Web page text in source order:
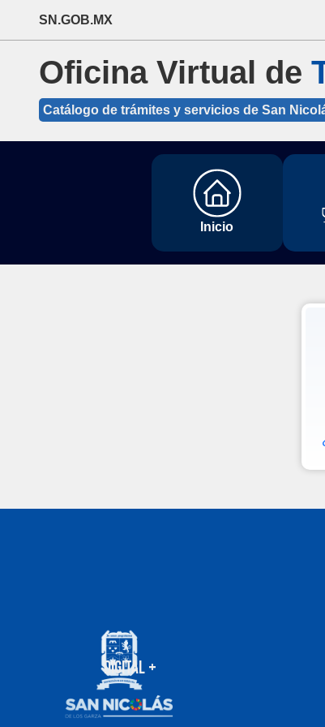
SN.GOB.MX
Oficina Virtual de
Catálogo de trámites y servicios de San
Inicio
DIGITAL +